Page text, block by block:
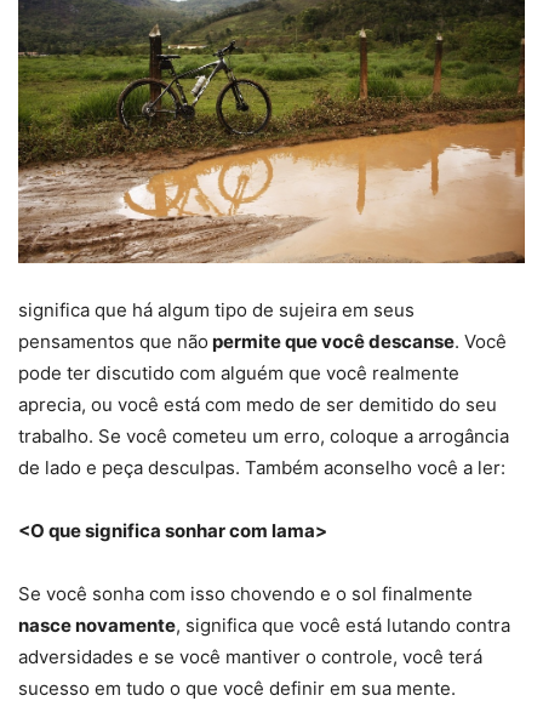
significa que há algum tipo de sujeira em seus
pensamentos que não permite que você descanse. Você
pode ter discutido com alguém que você realmente
aprecia, ou você está com medo de ser demitido do seu
trabalho. Se você cometeu um erro, coloque a arrogância
de lado e peça desculpas. Também aconselho você a ler:
<O que significa sonhar com lama>
Se você sonha com isso chovendo e o sol finalmente
nasce novamente, significa que você está lutando contra
adversidades e se você mantiver o controle, você terá
sucesso em tudo o que você definir em sua mente.